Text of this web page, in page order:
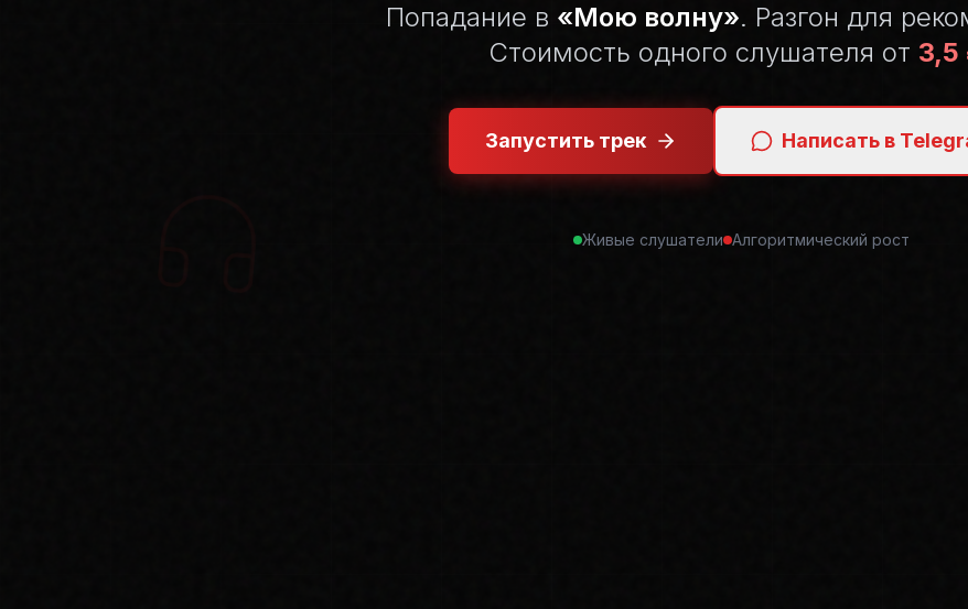
Попадание в «Мою волну». Разгон для
Стоимость одного слушателя от 3,5
Запустить трек Написать в
Живые слушатели Алгоритмический рост